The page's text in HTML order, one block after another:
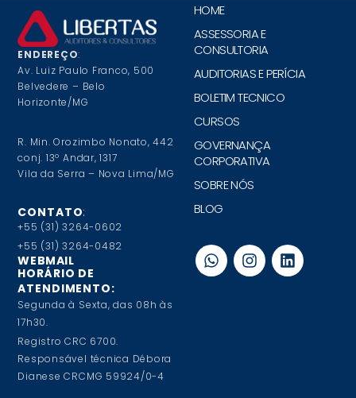
ENDEREÇO:
Av. Luiz Paulo Franco, 500
Belvedere – Belo
Horizonte/MG
R. Min. Orozimbo Nonato, 442
conj. 13º Andar, 1317
Vila da Serra – Nova Lima/MG
CONTATO:
+55 (31) 3264-0602
+55 (31) 3264-0482
WEBMAIL
HORÁRIO DE
ATENDIMENTO:
Segunda à Sexta, das 08h às
17h30.
Registro CRC 6700.
Responsável técnica Débora
Dianese CRCMG 59924/0-4
HOME
ASSESSORIA E
CONSULTORIA
AUDITORIAS E PERÍCIA
BOLETIM TECNICO
CURSOS
GOVERNANÇA
CORPORATIVA
SOBRE NÓS
BLOG